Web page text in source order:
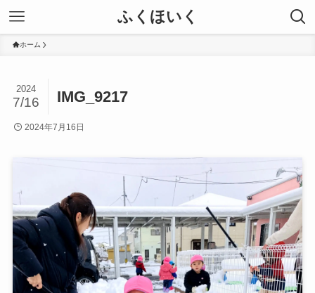
ふくほいく
ホーム
IMG_9217
2024
7/16
2024年7月16日